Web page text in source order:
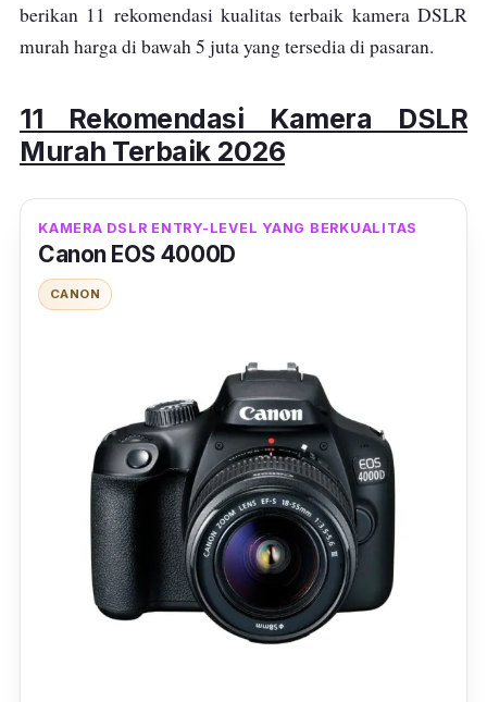
berikan 11 rekomendasi kualitas terbaik kamera DSLR
murah harga di bawah 5 juta yang tersedia di pasaran.
11 Rekomendasi Kamera DSLR
Murah Terbaik 2026
KAMERA DSLR ENTRY-LEVEL YANG BERKUALITAS
Canon EOS 4000D
CANON